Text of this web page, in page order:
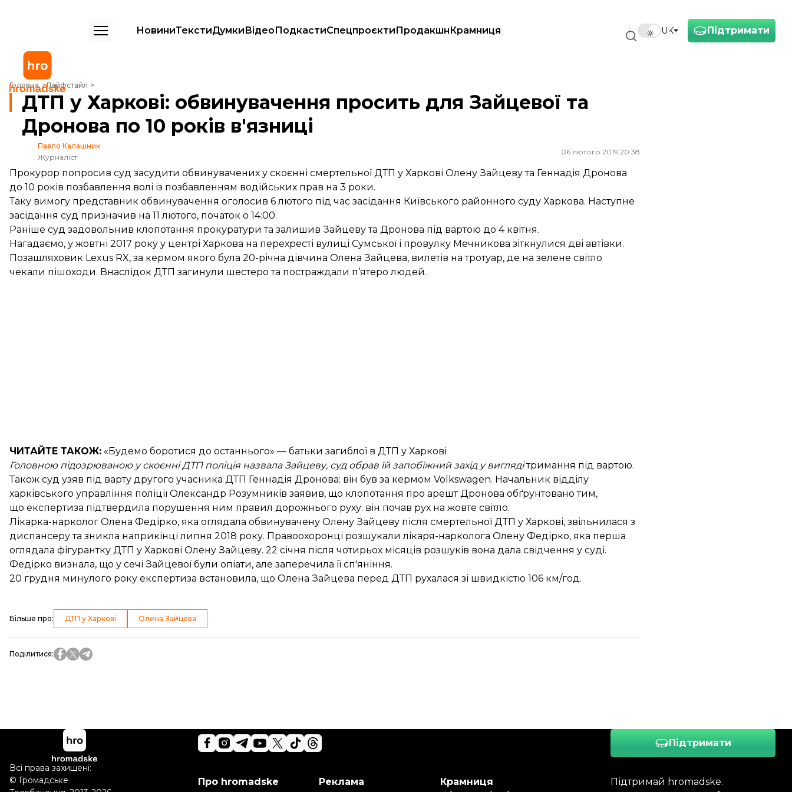
Підтримати
UK
НовиниТекстиДумкиВідеоПодкастиСпецпроєктиПродакшнКрамниця
Головна Лайфстайл
ДТП у Харкові: обвинувачення просить для Зайцевої та Дронова по 10 років в'язниці
ДТП у Харкові: обвинувачення просить для Зайцевої та
Дронова по 10 років в'язниці
Павло Калашник
Журналіст
06 лютого 2019 20:38
Прокурор попросив суд засудити обвинувачених у скоєнні смертельної ДТП у Харкові Олену Зайцеву та Геннадія Дронова
до 10 років позбавлення волі із позбавленням водійських прав на 3 роки.
Таку вимогу представник обвинувачення оголосив 6 лютого під час засідання Київського районного суду Харкова. Наступне
засідання суд призначив на 11 лютого, початок о 14:00.
Раніше суд задовольнив клопотання прокуратури та залишив Зайцеву та Дронова під вартою до 4 квітня.
Нагадаємо, у жовтні 2017 року у центрі Харкова на перехресті вулиці Сумської і провулку Мечникова зіткнулися дві автівки.
Позашляховик Lexus RX, за кермом якого була 20-річна дівчина Олена Зайцева, вилетів на тротуар, де на зелене світло
чекали пішоходи. Внаслідок ДТП загинули шестеро та постраждали п’ятеро людей.
ЧИТАЙТЕ ТАКОЖ: «Будемо боротися до останнього» — батьки загиблої в ДТП у Харкові
Головною підозрюваною у скоєнні ДТП поліція назвала Зайцеву, суд обрав їй запобіжний захід у виглядітримання під вартою.
Також суд узяв під варту другого учасника ДТП Геннадія Дронова: він був за кермом Volkswagen. Начальник відділу
харківського управління поліції Олександр Розумників заявив, що клопотання про арешт Дронова обґрунтовано тим,
що експертиза підтвердила порушення ним правил дорожнього руху: він почав рух на жовте світло.
Лікарка-нарколог Олена Федірко, яка оглядала обвинувачену Олену Зайцеву після смертельної ДТП у Харкові, звільнилася з
диспансеру та зникла наприкінці липня 2018 року. Правоохоронці розшукали лікаря-нарколога Олену Федірко, яка перша
оглядала фігурантку ДТП у Харкові Олену Зайцеву. 22 січня після чотирьох місяців розшуків вона дала свідчення у суді.
Федірко визнала, що у сечі Зайцевої були опіати, але заперечила її сп'яніння.
20 грудня минулого року експертиза встановила, що Олена Зайцева перед ДТП рухалася зі швидкістю 106 км/год.
Більше про: ДТП у Харкові Олена Зайцева
Поділитися:
Підтримати
Підтримай hromadske.
Про hromadske
Реклама
Крамниця
Всі права захищені:
© Громадське